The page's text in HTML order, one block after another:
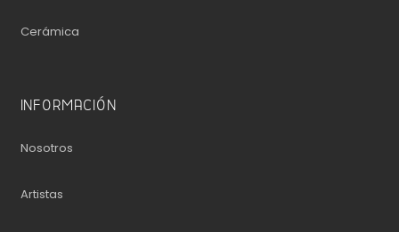
Cerámica
INFORMACIÓN
Nosotros
Artistas